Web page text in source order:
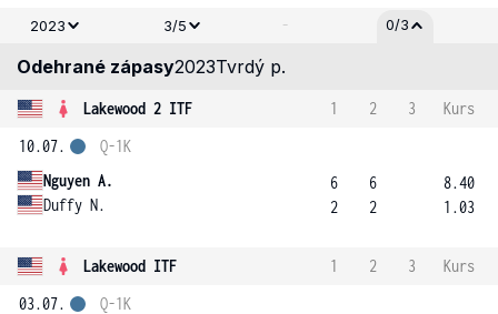
2023 3/5 - 0/3
Odehrané zápasy2023Tvrdý p.
Lakewood 2 ITF 1 2 3
Kurs
10.07.
Nguyen A.
Duffy N.
Q-1K
6
2
6
2
8.40
1.03
Lakewood ITF 1 2 3
Kurs
03.07.
Q-1K